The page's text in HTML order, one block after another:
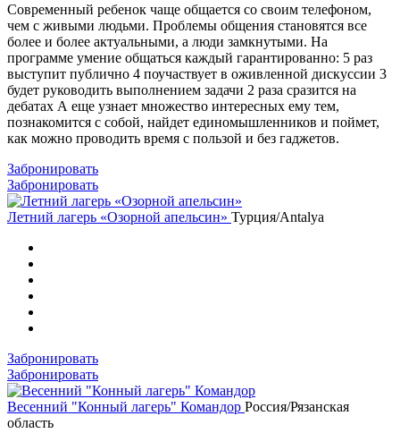
Современный ребенок чаще общается со своим телефоном,
чем с живыми людьми. Проблемы общения становятся все
более и более актуальными, а люди замкнутыми. На
программе умение общаться каждый гарантированно: 5 раз
выступит публично 4 поучаствует в оживленной дискуссии 3
будет руководить выполнением задачи 2 раза сразится на
дебатах А еще узнает множество интересных ему тем,
познакомится с собой, найдет единомышленников и поймет,
как можно проводить время с пользой и без гаджетов.
Забронировать
Забронировать
Летний лагерь «Озорной апельсин» Турция/Antalya
Забронировать
Забронировать
Весенний "Конный лагерь" Командор Россия/Рязанская
область